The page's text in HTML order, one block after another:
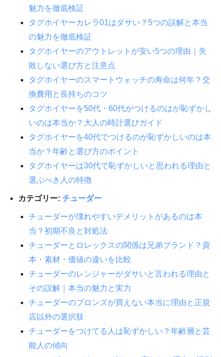
魅力を徹底検証
タグホイヤーカレラ01はダサい？5つの誤解と本当
の魅力を徹底検証
タグホイヤーのアウトレットが安い5つの理由｜失
敗しない選び方と注意点
タグホイヤーのスマートウォッチの寿命は何年？交
換費用と長持ちのコツ
タグホイヤーを50代・60代がつけるのはが恥ずかし
いのは本当か？大人の時計選びガイド
タグホイヤーを40代でつけるのが恥ずかしいのは本
当か？年齢と選び方のポイント
タグホイヤーは30代で恥ずかしいと思われる理由と
選ぶべき人の特徴
カテゴリー: チューダー
チューダーが壊れやすいデメリットがあるのは本
当？初期不良と対処法
チューダーとロレックスの関係は兄弟ブランド？資
本・素材・価値の違いを比較
チューダーのレンジャーがダサいと言われる理由と
その誤解｜本当の魅力と実力
チューダーのブロンズが買えない本当に理由と正規
店以外の選択肢
チューダーをつけてる人は恥ずかしい？年齢層と芸
能人の傾向